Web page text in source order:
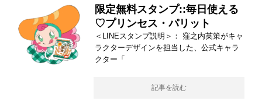
限定無料スタンプ::毎日使える
♡プリンセス・パリット
＜LINEスタンプ説明＞： 窪之内英策がキャ
ラクターデザインを担当した、公式キャラ
クター「
記事を読む